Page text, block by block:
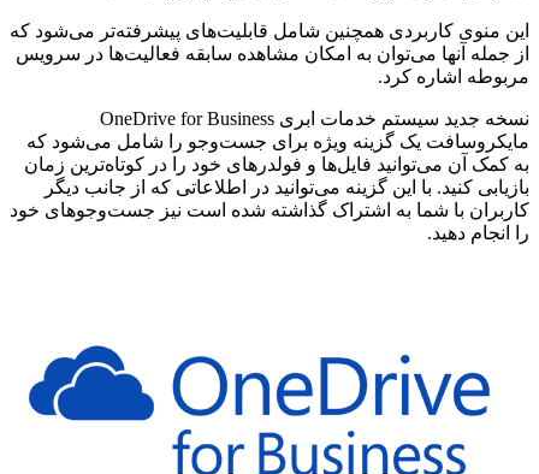
این منوی کاربردی همچنین شامل قابلیت‌های پیشرفته‌تر می‌شود که
از جمله آنها می‌توان به امکان مشاهده سابقه فعالیت‌ها در سرویس
مربوطه اشاره کرد.
نسخه جدید سیستم خدمات ابری OneDrive for Business
مایکروسافت یک گزینه ویژه برای جست‌وجو را شامل می‌شود که
به کمک آن می‌توانید فایل‌ها و فولدرهای خود را در کوتاه‌ترین زمان
بازیابی کنید. با این گزینه می‌توانید در اطلاعاتی که از جانب دیگر
کاربران با شما به اشتراک گذاشته شده است نیز جست‌وجوهای خود
را انجام دهید.